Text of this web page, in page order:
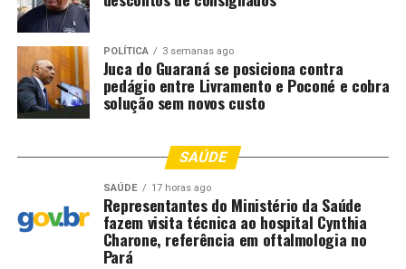
RELATED TOPICS: CINCO CIVIL CRIMINOSOS
ENVOLVIDOS
MATO MATO-GROSSO
MATOGROSSO
MILITAR
MT POLÍCIAS PRENDEM REFÉNS
ROUBO
SERRA
TANGARÁ
Força Tática prende suspeito de tentar matar idoso com
facada em Tangará da Serra
Família Lemes transforma tradição e inovação em força
no campo
POLÍTICA 3 semanas ago
Juca do Guaraná se posiciona contra
pedágio entre Livramento e Poconé e cobra
solução sem novos custo
SAÚDE
SAÚDE 17 horas ago
Representantes do Ministério da Saúde
fazem visita técnica ao hospital Cynthia
Charone, referência em oftalmologia no
Pará